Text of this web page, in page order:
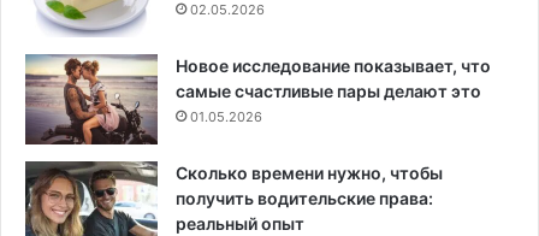
02.05.2026
Новое исследование показывает, что
самые счастливые пары делают это
01.05.2026
Сколько времени нужно, чтобы
получить водительские права:
реальный опыт